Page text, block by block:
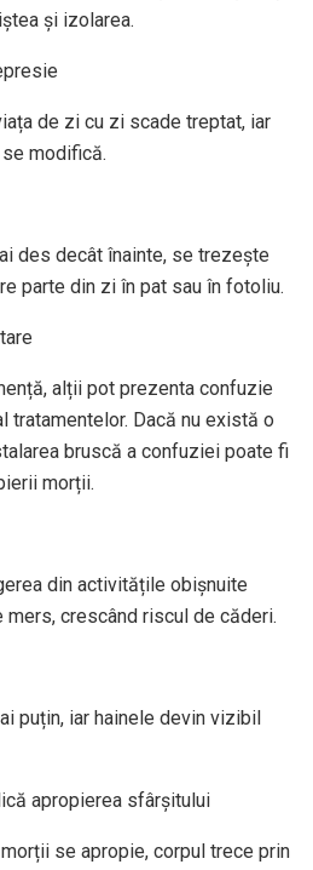
și izolarea.
de zi cu zi scade treptat, iar
modifică.
des decât înainte, se trezește
parte din zi în pat sau în fotoliu.
alții pot prezenta confuzie
tratamentelor. Dacă nu există o
bruscă a confuziei poate fi
morții.
din activitățile obișnuite
crescând riscul de căderi.
puțin, iar hainele devin vizibil
apropierea sfârșitului
se apropie, corpul trece prin